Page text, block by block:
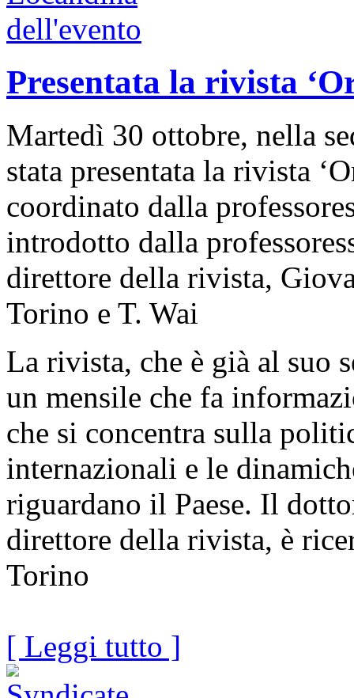
Presentata la rivista
Martedì 30 ottobre, nella
stata presentata la rivista
coordinato dalla
introdotto dalla
direttore della rivista,
Torino e T. Wai
La rivista, che è già al suo
un mensile che fa
che si concentra sulla
internazionali e le
riguardano il Paese. Il
direttore della rivista, è
Torino
[ Leggi tutto ]